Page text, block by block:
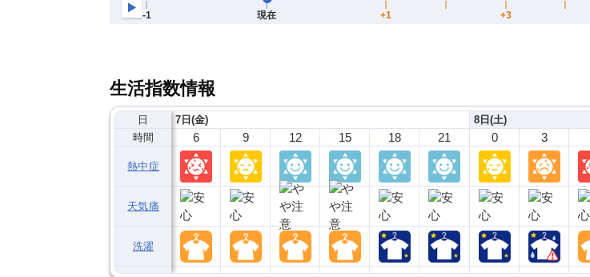
生活指数情報
日
時間
熱中症
天気痛
洗濯
7日(金)
6 9 12 15 18 21
8日(土)
0 3